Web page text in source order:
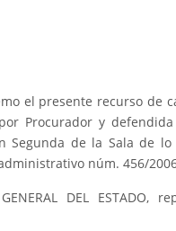
el presente recurso de
Procurador y
de la Sala de lo
núm. 456/
DEL ESTADO,